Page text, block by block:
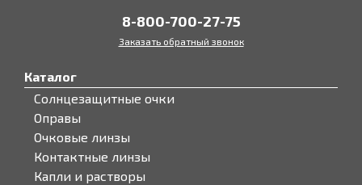
8-800-700-27-75
Заказать обратный звонок
Каталог
Солнцезащитные очки
Оправы
Очковые линзы
Контактные линзы
Капли и растворы